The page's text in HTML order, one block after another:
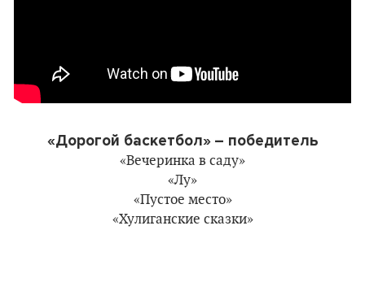
«Дорогой баскетбол» – победитель
«Вечеринка в саду»
«Лу»
«Пустое место»
«Хулиганские сказки»